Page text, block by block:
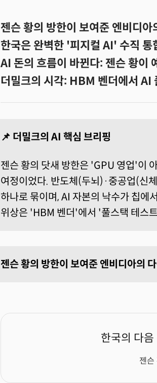
젠슨 황의 방한이 보여준 엔비디
한국은 완벽한 '피지컬 AI' 수직 통
AI 돈의 흐름이 바뀐다: 젠슨 황이
더밀크의 시각: HBM 벤더에서 AI
📌 더밀크의 AI 핵심 브리핑
젠슨 황의 닷새 방한은 'GPU 영업'이
여정이었다. 반도체(두뇌)·중공업(신
하나로 묶이며, AI 자본의 낙수가 칩
위상은 'HBM 벤더'에서 '풀스택 테스
젠슨 황의 방한이 보여준 엔비디아의
한국의 다
젠슨